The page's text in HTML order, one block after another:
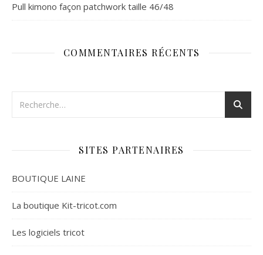
Pull kimono façon patchwork taille 46/48
COMMENTAIRES RÉCENTS
SITES PARTENAIRES
BOUTIQUE LAINE
La boutique Kit-tricot.com
Les logiciels tricot